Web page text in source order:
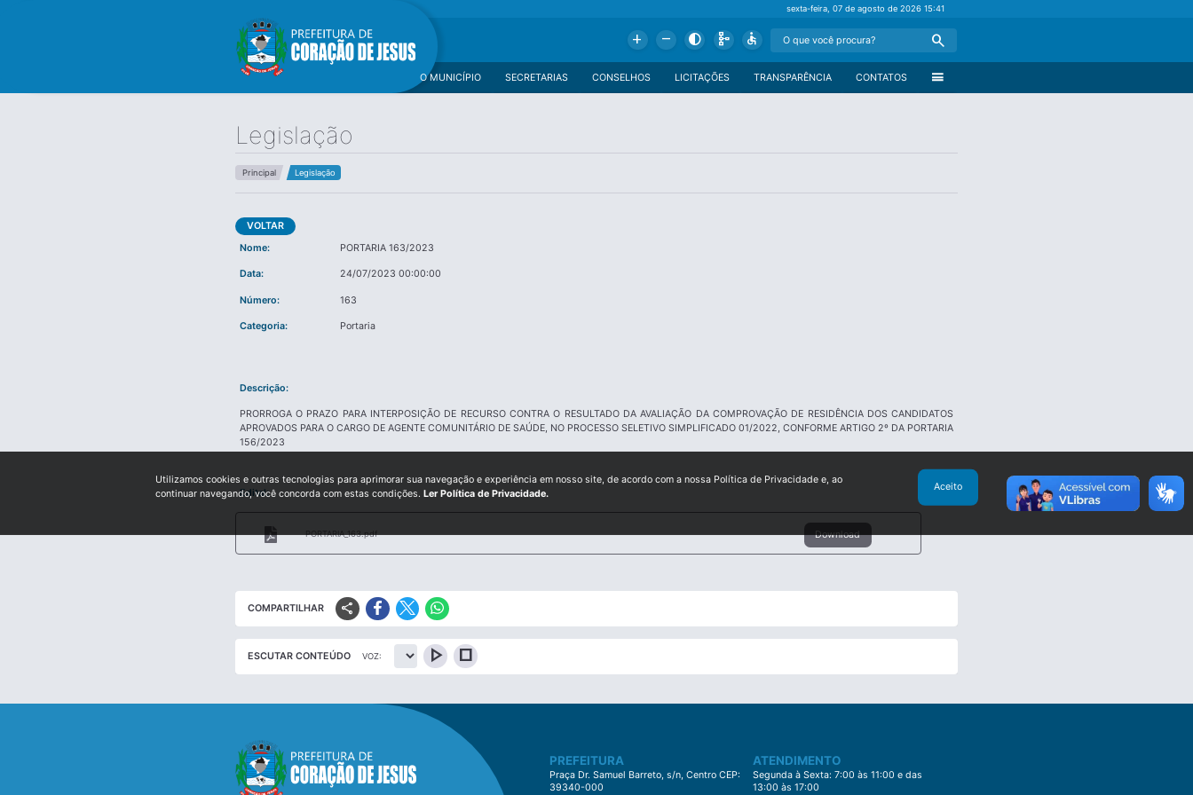
sexta-feira, 07 de agosto de 202615:41
Add Remove Contrast Schema Accessible Search
menu
CONTATOS
TRANSPARÊNCIA
LICITAÇÕES
CONSELHOS
SECRETARIAS
O MUNICÍPIO
Legislação
Principal Legislação
VOLTAR
Nome:
PORTARIA 163/2023
Data: 24/07/2023 00:00:00
Número: 163
Categoria: Portaria
Descrição:
PRORROGA O PRAZO PARA INTERPOSIÇÃO DE RECURSO CONTRA O RESULTADO DA AVALIAÇÃO DA COMPROVAÇÃO DE RESIDÊNCIA DOS CANDIDATOS
APROVADOS PARA O CARGO DE AGENTE COMUNITÁRIO DE SAÚDE, NO PROCESSO SELETIVO SIMPLIFICADO 01/2022, CONFORME ARTIGO 2º DA PORTARIA
156/2023
Edital:
PORTARIA_163.pdf Download
COMPARTILHAR share
ESCUTAR CONTEÚDO VOZ: play_arrow stop
PREFEITURA
Praça Dr. Samuel Barreto, s/n, Centro CEP:
39340-000
ATENDIMENTO
Segunda à Sexta: 7:00 às 11:00 e das
13:00 às 17:00
Utilizamos cookies e outras tecnologias para aprimorar sua navegação e experiência em nosso site, de acordo com a nossa Política de Privacidade e, ao
continuar navegando, você concorda com estas condições. Ler Política de Privacidade.
Aceito